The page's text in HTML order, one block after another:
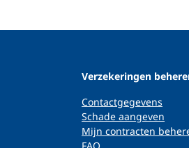
Verzekeringen
Contactgegevens
Schade aangeven
Mijn contracten